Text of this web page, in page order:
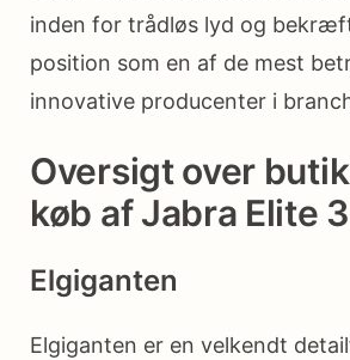
inden for trådløs lyd og
position som en af de mest
innovative producenter i
Oversigt over
køb af Jabra Elite 3
Elgiganten
Elgiganten er en velkendt